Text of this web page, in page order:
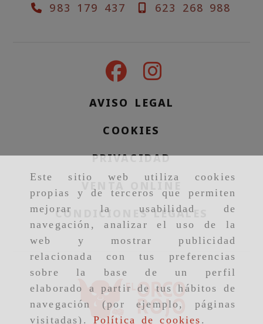
Este sitio web utiliza cookies
propias y de terceros que permiten
mejorar la usabilidad de
navegación, analizar el uso de la
web y mostrar publicidad
relacionada con tus preferencias
sobre la base de un perfil
elaborado a partir de tus hábitos de
navegación (por ejemplo, páginas
visitadas). Política de cookies .
983 179 437
623 268 988
AVISO LEGAL
COOKIES
PRIVACIDAD
VENTA ONLINE
CONDICIONES LEGALES